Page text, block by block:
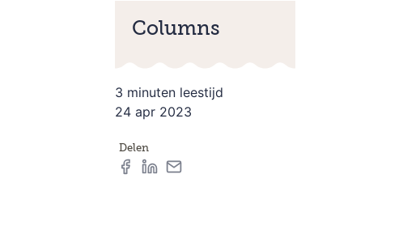
Columns
3 minuten leestijd
24 apr 2023
Delen